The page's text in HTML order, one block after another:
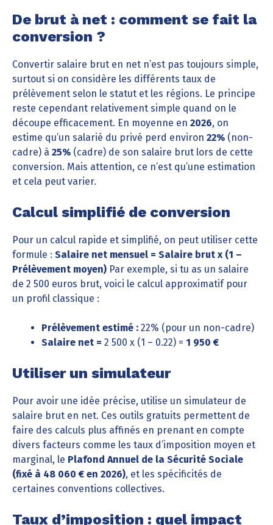
De brut à net : comment se fait la
conversion ?
Convertir salaire brut en net n’est pas toujours simple,
surtout si on considère les différents taux de
prélèvement selon le statut et les régions. Le principe
reste cependant relativement simple quand on le
découpe efficacement. En moyenne en 2026, on
estime qu’un salarié du privé perd environ 22% (non-
cadre) à 25% (cadre) de son salaire brut lors de cette
conversion. Mais attention, ce n’est qu’une estimation
et cela peut varier.
Calcul simplifié de conversion
Pour un calcul rapide et simplifié, on peut utiliser cette
formule : Salaire net mensuel = Salaire brut x (1 –
Prélèvement moyen) Par exemple, si tu as un salaire
de 2 500 euros brut, voici le calcul approximatif pour
un profil classique :
Prélèvement estimé : 22% (pour un non-cadre)
Salaire net = 2 500 x (1 – 0.22) = 1 950 €
Utiliser un simulateur
Pour avoir une idée précise, utilise un simulateur de
salaire brut en net. Ces outils gratuits permettent de
faire des calculs plus affinés en prenant en compte
divers facteurs comme les taux d’imposition moyen et
marginal, le Plafond Annuel de la Sécurité Sociale
(fixé à 48 060 € en 2026), et les spécificités de
certaines conventions collectives.
Taux d’imposition : quel impact